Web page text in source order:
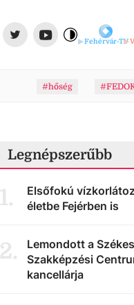
Fehérvár-TV
#hőség
Legnépszerűbb
1.
Elsőfokú
életbe Fejérben is
2.
Lemondott a
Szakképzési
kancellárja